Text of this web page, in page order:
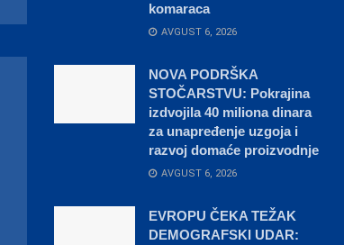
komaraca
AVGUST 6, 2026
NOVA PODRŠKA
STOČARSTVU: Pokrajina
izdvojila 40 miliona dinara
za unapređenje uzgoja i
razvoj domaće proizvodnje
AVGUST 6, 2026
EVROPU ČEKA TEŽAK
DEMOGRAFSKI UDAR: